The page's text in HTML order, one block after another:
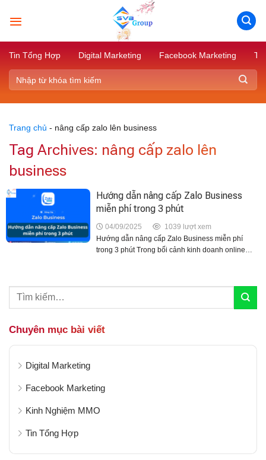
Tin Tổng Hợp Digital Marketing Facebook Marketing
Trang chủ - nâng cấp zalo lên business
Tag Archives: nâng cấp zalo lên
business
Hướng dẫn nâng cấp Zalo Business
miễn phí trong 3 phút
04/09/2025
1039 lượt xem
Hướng dẫn nâng cấp Zalo Business miễn phí
trong 3 phút Trong bối cảnh kinh doanh online
Chuyên mục bài viết
Digital Marketing
Facebook Marketing
Kinh Nghiệm MMO
Tin Tổng Hợp